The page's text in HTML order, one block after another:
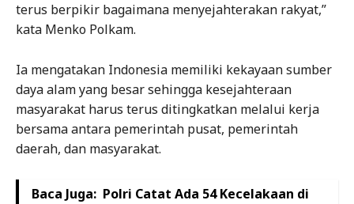
terus berpikir bagaimana menyejahterakan rakyat,”
kata Menko Polkam.
Ia mengatakan Indonesia memiliki kekayaan sumber
daya alam yang besar sehingga kesejahteraan
masyarakat harus terus ditingkatkan melalui kerja
bersama antara pemerintah pusat, pemerintah
daerah, dan masyarakat.
Baca Juga: Polri Catat Ada 54 Kecelakaan di